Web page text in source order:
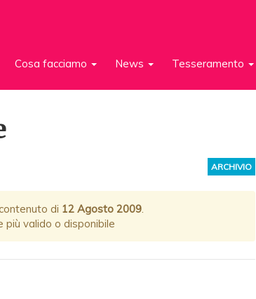
Cosa facciamo News Tesseramento
ARCHIVIO
di 12 Agosto 2009.
più valido o disponibile